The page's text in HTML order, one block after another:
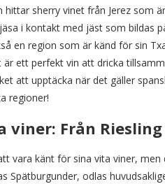
hittar sherry vinet från Jerez som
i kontakt med jäst som bildas
en region som är känd för sin
är ett perfekt vin att dricka
att upptäcka när det gäller
regioner!
viner: Från
vara känt för sina vita viner,
Spätburgunder, odlas